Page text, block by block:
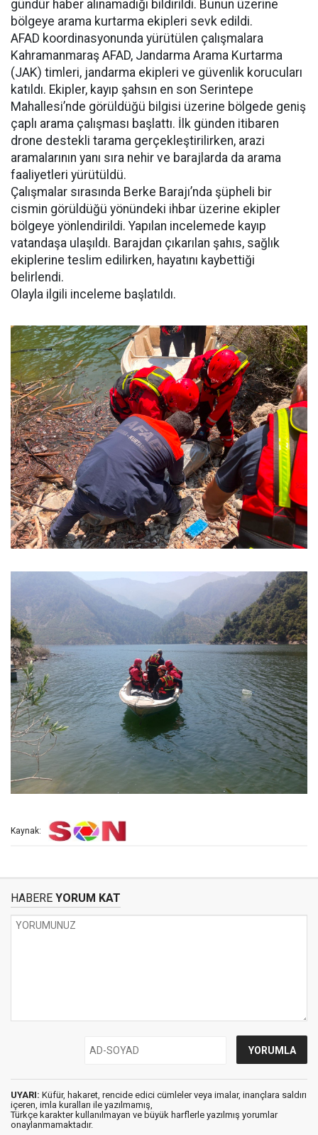
gündür haber alınamadığı bildirildi. Bunun üzerine
bölgeye arama kurtarma ekipleri sevk edildi.
AFAD koordinasyonunda yürütülen çalışmalara
Kahramanmaraş AFAD, Jandarma Arama Kurtarma
(JAK) timleri, jandarma ekipleri ve güvenlik korucuları
katıldı. Ekipler, kayıp şahsın en son Serintepe
Mahallesi’nde görüldüğü bilgisi üzerine bölgede geniş
çaplı arama çalışması başlattı. İlk günden itibaren
drone destekli tarama gerçekleştirilirken, arazi
aramalarının yanı sıra nehir ve barajlarda da arama
faaliyetleri yürütüldü.
Çalışmalar sırasında Berke Barajı’nda şüpheli bir
cismin görüldüğü yönündeki ihbar üzerine ekipler
bölgeye yönlendirildi. Yapılan incelemede kayıp
vatandaşa ulaşıldı. Barajdan çıkarılan şahıs, sağlık
ekiplerine teslim edilirken, hayatını kaybettiği
belirlendi.
Olayla ilgili inceleme başlatıldı.
Kaynak:
HABERE YORUM KAT
UYARI: Küfür, hakaret, rencide edici cümleler veya imalar, inançlara saldırı
içeren, imla kuralları ile yazılmamış,
Türkçe karakter kullanılmayan ve büyük harflerle yazılmış yorumlar
onaylanmamaktadır.